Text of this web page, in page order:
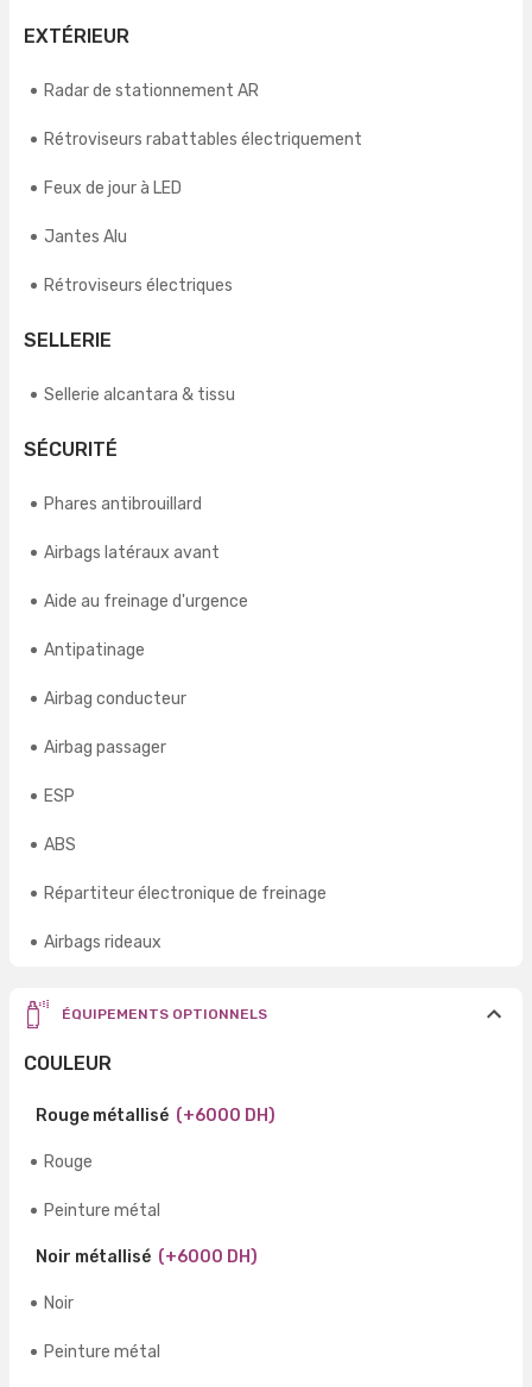
EXTÉRIEUR
Radar de stationnement AR
Rétroviseurs rabattables électriquement
Feux de jour à LED
Jantes Alu
Rétroviseurs électriques
SELLERIE
Sellerie alcantara & tissu
SÉCURITÉ
Phares antibrouillard
Airbags latéraux avant
Aide au freinage d'urgence
Antipatinage
Airbag conducteur
Airbag passager
ESP
ABS
Répartiteur électronique de freinage
Airbags rideaux
ÉQUIPEMENTS OPTIONNELS
COULEUR
Rouge métallisé (+6000 DH)
Rouge
Peinture métal
Noir métallisé (+6000 DH)
Noir
Peinture métal